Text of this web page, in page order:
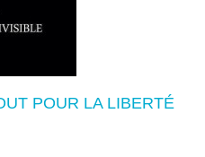
POUR LA LIBERTÉ